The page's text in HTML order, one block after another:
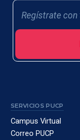
SERVICIOS PUCP
Campus Virtual
Correo PUCP